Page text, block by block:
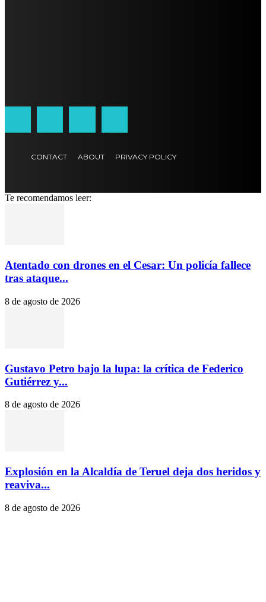
CONTACT ABOUT PRIVACY POLICY
Te recomendamos leer:
Atentado con drones en el Cesar: Un policía fallece
tras ataque...
8 de agosto de 2026
Gustavo Petro bajo la lupa: la crítica de Federico
Gutiérrez y...
8 de agosto de 2026
Explosión en la Alcaldía de Teruel deja dos heridos y
reaviva...
8 de agosto de 2026